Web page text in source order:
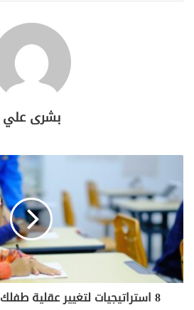
بشرى علي
8 استراتيجيات لتغيير عقلية طفلك إلى عقلية نمو مرنة